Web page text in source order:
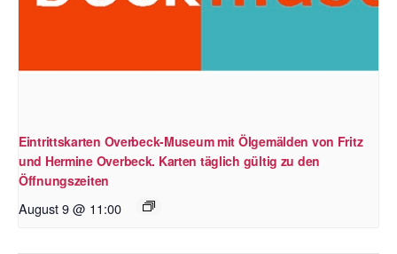
Eintrittskarten Overbeck-Museum mit Ölgemälden von Fritz
und Hermine Overbeck. Karten täglich gültig zu den
Öffnungszeiten
August 9 @ 11:00